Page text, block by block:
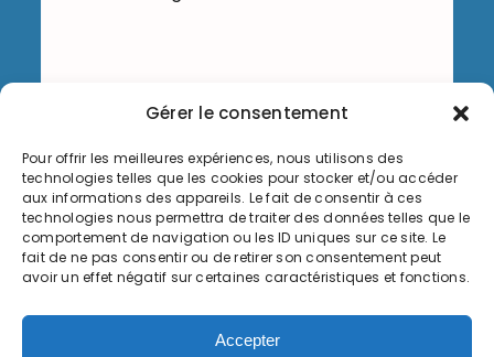
Gérer le consentement
Pour offrir les meilleures expériences, nous utilisons des
technologies telles que les cookies pour stocker et/ou accéder
aux informations des appareils. Le fait de consentir à ces
technologies nous permettra de traiter des données telles que le
comportement de navigation ou les ID uniques sur ce site. Le
fait de ne pas consentir ou de retirer son consentement peut
avoir un effet négatif sur certaines caractéristiques et fonctions.
Accepter
Envoyer
Informations légales
Politique de cookies (UE)